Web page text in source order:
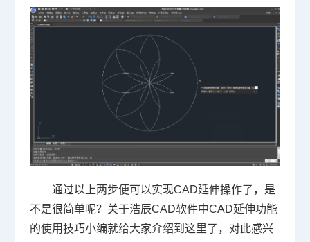
通过以上两步便可以实现CAD延伸操作了，是
不是很简单呢？关于浩辰CAD软件中CAD延伸功能
的使用技巧小编就给大家介绍到这里了，对此感兴